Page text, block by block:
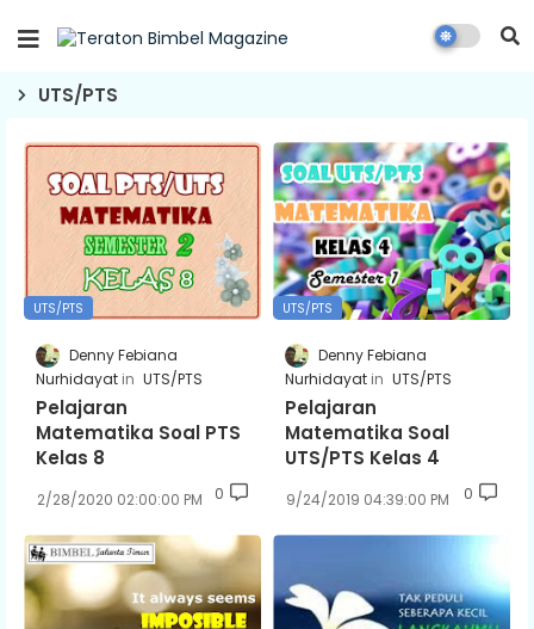
UTS/PTS
UTS/PTS
Denny Febiana
Nurhidayat
UTS/PTS
Pelajaran
Matematika Soal PTS
Kelas 8
2/28/2020 02:00:00 PM 0
UTS/PTS
Denny Febiana
Nurhidayat
UTS/PTS
Pelajaran
Matematika Soal
UTS/PTS Kelas 4
9/24/2019 04:39:00 PM 0